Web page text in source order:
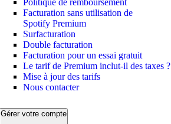
Facturation sans utilisation de
Spotify Premium
Surfacturation
Double facturation
Facturation pour un essai gratuit
Le tarif de Premium inclut-il des taxes ?
Mise à jour des tarifs
Nous contacter
Gérer votre compte